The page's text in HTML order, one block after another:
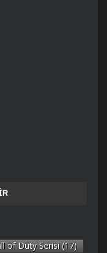
of Duty Serisi (17)